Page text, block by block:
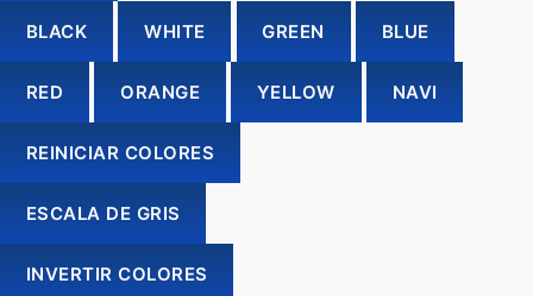
BLACK WHITE GREEN BLUE
RED ORANGE YELLOW NAVI
REINICIAR COLORES
ESCALA DE GRIS
INVERTIR COLORES